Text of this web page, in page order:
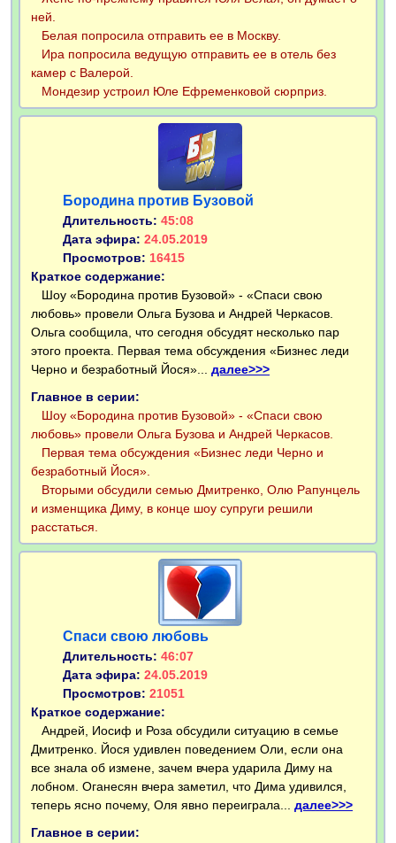
ней.
Белая попросила отправить ее в Москву.
Ира попросила ведущую отправить ее в отель без
камер с Валерой.
Мондезир устроил Юле Ефременковой сюрприз.
Бородина против Бузовой
Длительность: 45:08
Дата эфира: 24.05.2019
Просмотров: 16415
Краткое содержание:
Шоу «Бородина против Бузовой» - «Спаси свою
любовь» провели Ольга Бузова и Андрей Черкасов.
Ольга сообщила, что сегодня обсудят несколько пар
этого проекта. Первая тема обсуждения «Бизнес леди
Черно и безработный Йося»... далее>>>
Главное в серии:
Шоу «Бородина против Бузовой» - «Спаси свою
любовь» провели Ольга Бузова и Андрей Черкасов.
Первая тема обсуждения «Бизнес леди Черно и
безработный Йося».
Вторыми обсудили семью Дмитренко, Олю Рапунцель
и изменщика Диму, в конце шоу супруги решили
расстаться.
Спаси свою любовь
Длительность: 46:07
Дата эфира: 24.05.2019
Просмотров: 21051
Краткое содержание:
Андрей, Иосиф и Роза обсудили ситуацию в семье
Дмитренко. Йося удивлен поведением Оли, если она
все знала об измене, зачем вчера ударила Диму на
лобном. Оганесян вчера заметил, что Дима удивился,
теперь ясно почему, Оля явно переиграла... далее>>>
Главное в серии: